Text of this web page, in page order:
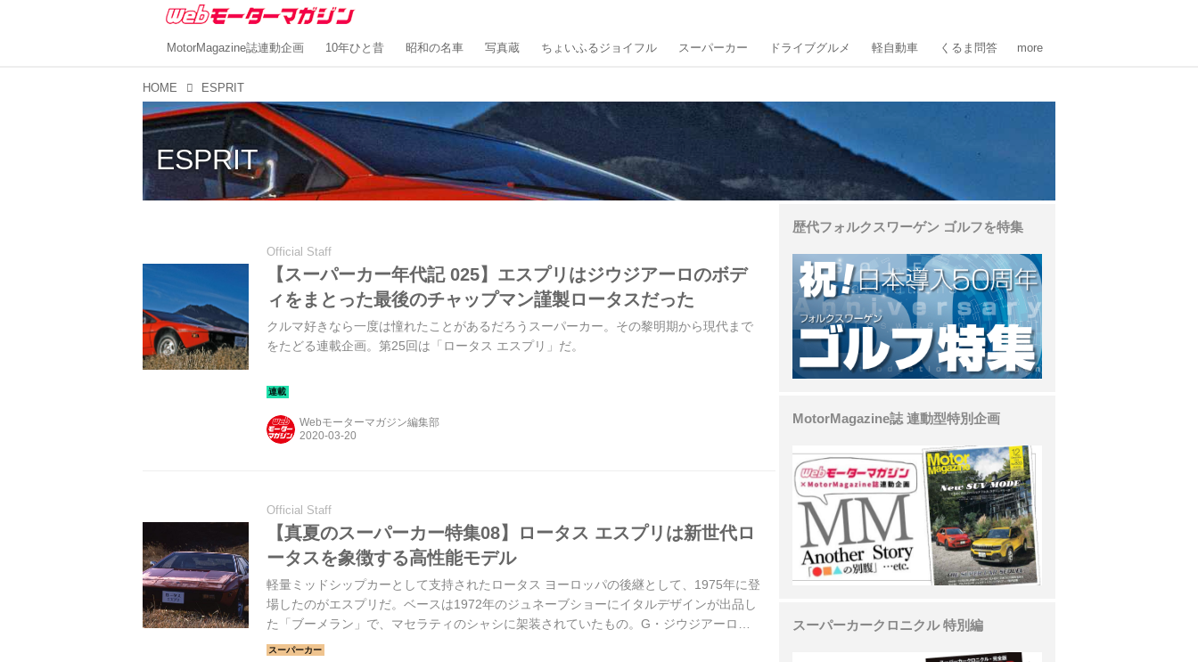
MotorMagazine誌連動企画 10年ひと昔 昭和の名車 写真蔵 ちょいふるジョイフル スーパーカー ドライブグルメ 軽自動車 くるま問答 more
HOME ESPRIT
ESPRIT
Official Staff
【スーパーカー年代記 025】エスプリはジウジアーロのボデ
ィをまとった最後のチャップマン謹製ロータスだった
クルマ好きなら一度は憧れたことがあるだろうスーパーカー。その黎明期から現代まで
をたどる連載企画。第25回は「ロータス エスプリ」だ。
Webモーターマガジン編集部
Official Staff
【真夏のスーパーカー特集08】ロータス エスプリは新世代ロ
ータスを象徴する高性能モデル
軽量ミッドシップカーとして支持されたロータス ヨーロッパの後継として、1975年に登
場したのがエスプリだ。ベースは1972年のジュネーブショーにイタルデザインが出品し
た「ブーメラン」で、マセラティのシャシに架装されていたもの。G・ジウジアーロが
手がけていたのが一目瞭然なウエッジシェイプで、スーパーカー的なスタイリングとな
歴代フォルクスワーゲン ゴルフを特集
MotorMagazine誌 連動型特別企画
スーパーカークロニクル 特別編